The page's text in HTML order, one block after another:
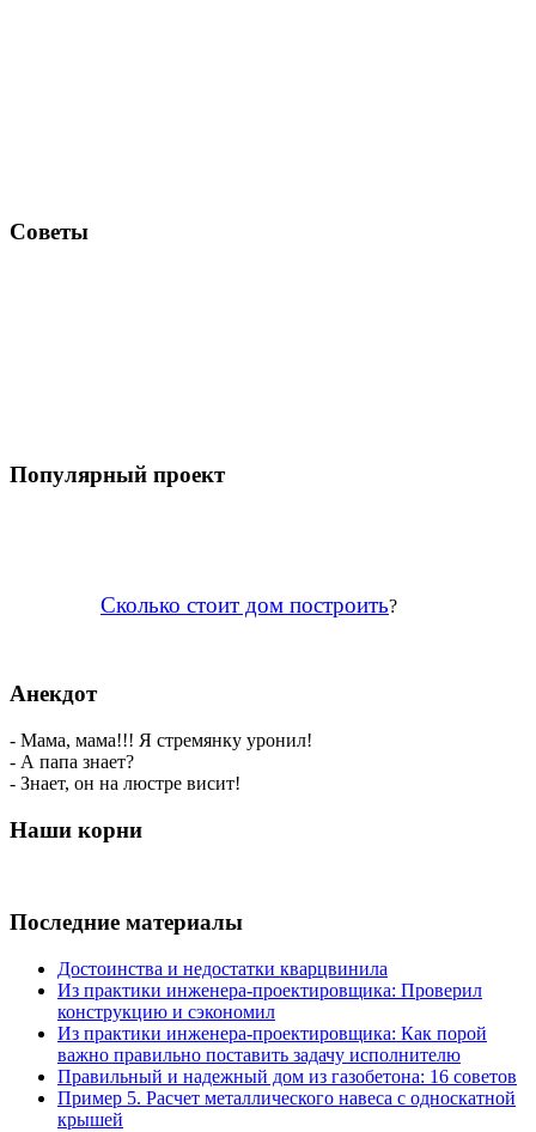
Советы
Популярный проект
Сколько стоит дом построить?
Анекдот
- Мама, мама!!! Я стремянку уронил!
- А папа знает?
- Знает, он на люстре висит!
Наши корни
Последние материалы
Достоинства и недостатки кварцвинила
Из практики инженера-проектировщика: Проверил
конструкцию и сэкономил
Из практики инженера-проектировщика: Как порой
важно правильно поставить задачу исполнителю
Правильный и надежный дом из газобетона: 16 советов
Пример 5. Расчет металлического навеса с односкатной
крышей